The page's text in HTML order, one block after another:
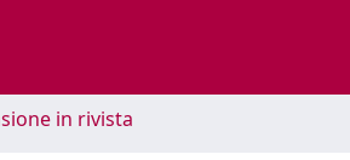
in rivista